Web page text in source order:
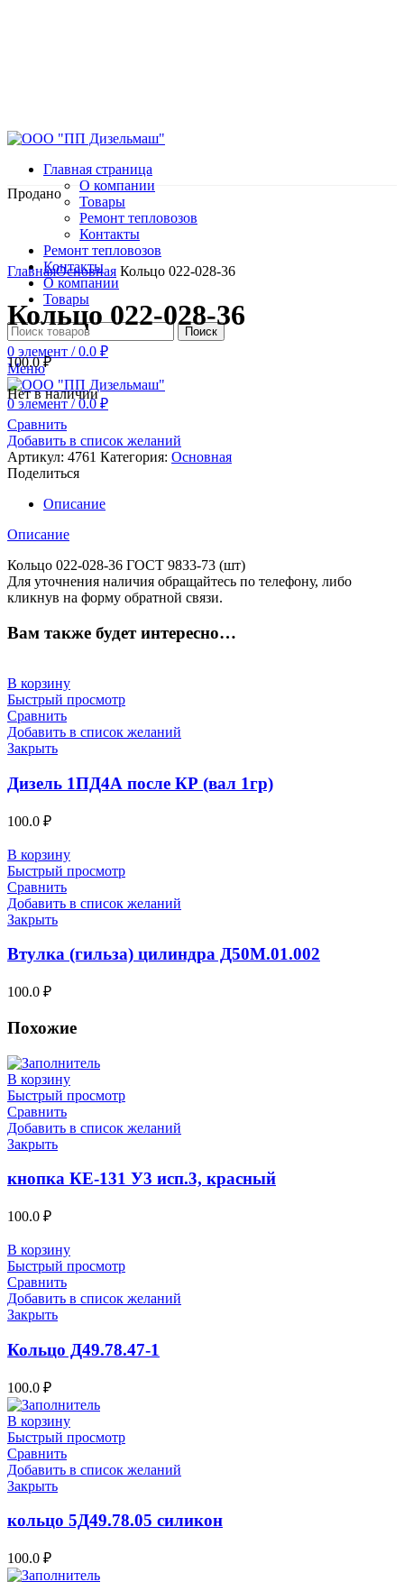
Главная страница
О компании
Товары
Ремонт тепловозов
Контакты
Ремонт тепловозов
Контакты
О компании
Товары
Поиск
0 элемент / 0.0 ₽
Меню
0элемент / 0.0₽
Продано
Нажмите, чтобы увеличить
ГлавнаяОсновная Кольцо 022-028-36
Кольцо 022-028-36
100.0₽
Нет в наличии
Сравнить
Добавить в список желаний
Артикул: 4761 Категория: Основная
Поделиться
Описание
Описание
Кольцо 022-028-36 ГОСТ 9833-73 (шт)
Для уточнения наличия обращайтесь по телефону, либо
кликнув на форму обратной связи.
Вам также будет интересно…
В корзину
Быстрый просмотр
Сравнить
Добавить в список желаний
Закрыть
Дизель 1ПД4А после КР (вал 1гр)
100.0 ₽
В корзину
Быстрый просмотр
Сравнить
Добавить в список желаний
Закрыть
Втулка (гильза) цилиндра Д50М.01.002
100.0 ₽
Похожие
В корзину
Быстрый просмотр
Сравнить
Добавить в список желаний
Закрыть
кнопка КЕ-131 У3 исп.3, красный
100.0 ₽
В корзину
Быстрый просмотр
Сравнить
Добавить в список желаний
Закрыть
Кольцо Д49.78.47-1
100.0 ₽
В корзину
Быстрый просмотр
Сравнить
Добавить в список желаний
Закрыть
кольцо 5Д49.78.05 силикон
100.0 ₽